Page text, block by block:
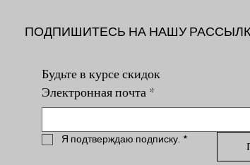
ПОДПИШИТЕСЬ НА НАШУ
Будьте в курсе скидок
Электронная почта *
Я подтверждаю подписку. *